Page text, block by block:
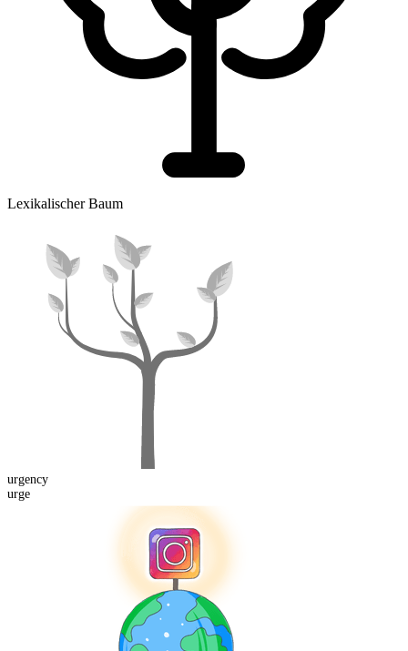
Lexikalischer Baum
urgency
urge